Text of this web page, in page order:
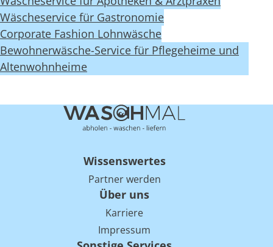
Wäscheservice für Gastronomie
Corporate Fashion Lohnwäsche
Bewohnerwäsche-Service für Pflegeheime und
Altenwohnheime
Wissenswertes
Partner werden
Über uns
Karriere
Impressum